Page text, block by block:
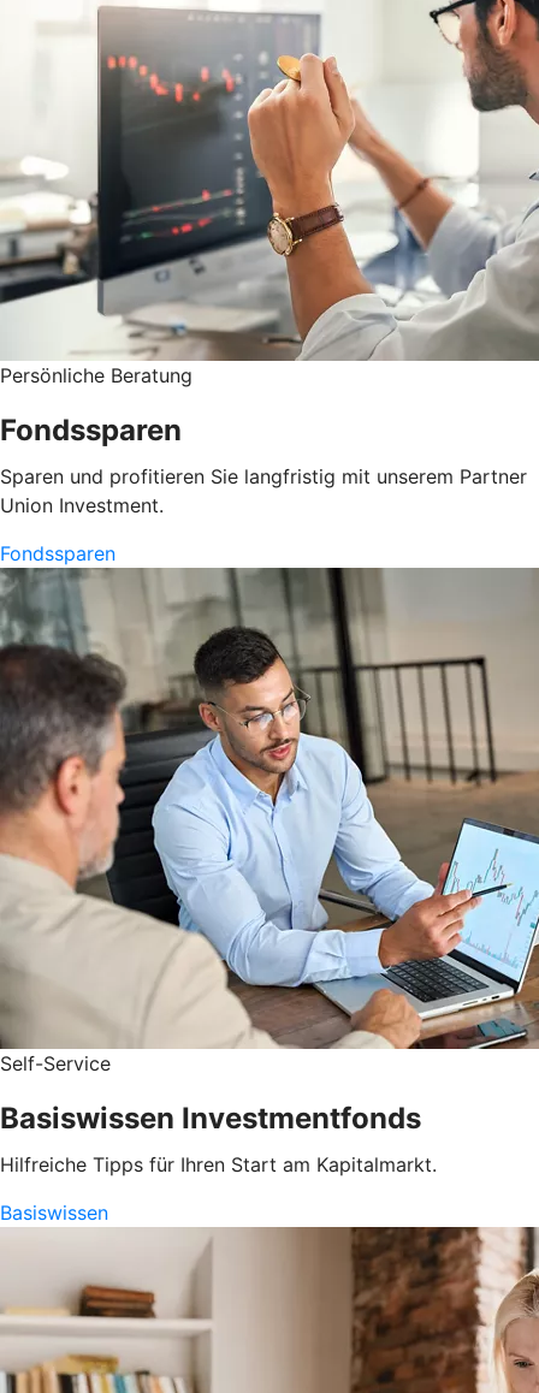
Persönliche Beratung
Fondssparen
Sparen und profitieren Sie langfristig mit unserem Partner
Union Investment.
Fondssparen
Self-Service
Basiswissen Investmentfonds
Hilfreiche Tipps für Ihren Start am Kapitalmarkt.
Basiswissen